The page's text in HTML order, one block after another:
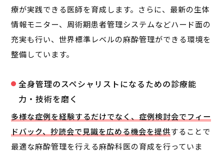
療が実践できる医師を育成します。さらに、最新の生体
情報モニター、周術期患者管理システムなどハード面の
充実も行い、世界標準レベルの麻酔管理ができる環境を
整備しています。
全身管理のスペシャリストになるための診療能
力・技術を磨く
多様な症例を経験するだけでなく、症例検討会でフィー
ドバック、抄読会で見識を広める機会を提供することで
最適な麻酔管理を行える麻酔科医の育成を行っていま